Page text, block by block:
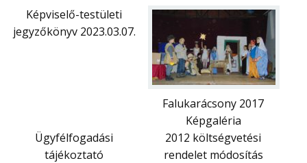
Képviselő-testületi
jegyzőkönyv 2023.03.07.
Falukarácsony 2017
Képgaléria
Ügyfélfogadási
tájékoztató
2012 költségvetési
rendelet módosítás